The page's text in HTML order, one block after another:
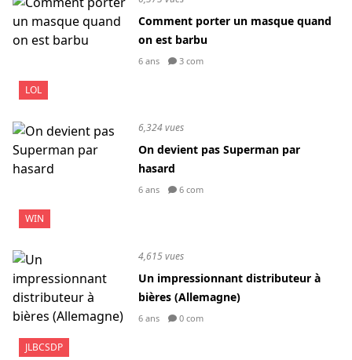
LOL
Comment porter un masque quand
on est barbu
6 ans 3 com
WIN
6,324 vues
On devient pas Superman par
hasard
6 ans 6 com
JLBCSDP
4,615 vues
Un impressionnant distributeur à
bières (Allemagne)
6 ans 0 com